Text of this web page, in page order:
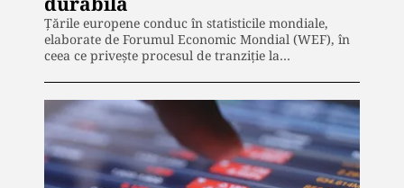
Țările europene conduc în statisticile mondiale,
elaborate de Forumul Economic Mondial (WEF), în
ceea ce privește procesul de tranziție la…